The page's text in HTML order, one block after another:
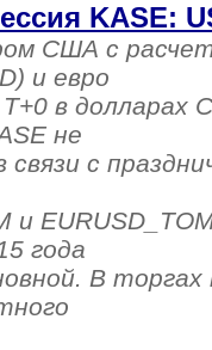
KASE:
США с
и евро
в долларах
не
связи с
и
года
В